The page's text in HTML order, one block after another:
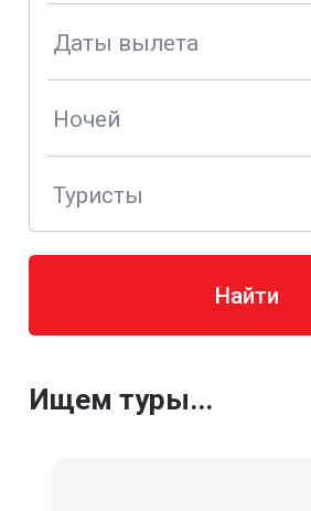
Даты вылета
Ночей
Туристы
Найти
Ищем туры...